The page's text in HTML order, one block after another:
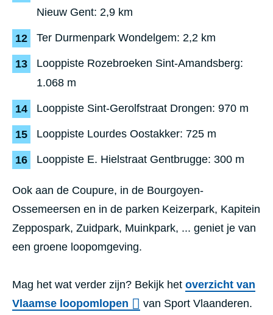
Nieuw Gent: 2,9 km
Ter Durmenpark Wondelgem: 2,2 km
Looppiste Rozebroeken Sint-Amandsberg:
1.068 m
Looppiste Sint-Gerolfstraat Drongen: 970 m
Looppiste Lourdes Oostakker: 725 m
Looppiste E. Hielstraat Gentbrugge: 300 m
Ook aan de Coupure, in de Bourgoyen-
Ossemeersen en in de parken Keizerpark, Kapitein
Zeppospark, Zuidpark, Muinkpark, ... geniet je van
een groene loopomgeving.
Mag het wat verder zijn? Bekijk het overzicht van
Vlaamse loopomlopen
van Sport Vlaanderen.